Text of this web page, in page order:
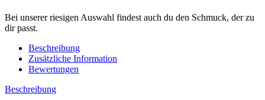
Bei unserer riesigen Auswahl findest auch du den Schmuck, der zu
dir passt.
Beschreibung
Zusätzliche Information
Bewertungen
Beschreibung